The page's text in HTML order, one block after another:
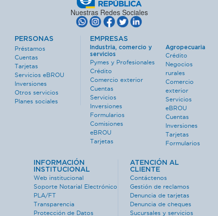
Nuestras Redes Sociales
PERSONAS
Préstamos
Cuentas
Tarjetas
Servicios eBROU
Inversiones
Otros servicios
Planes sociales
EMPRESAS
Industria, comercio y
servicios
Pymes y Profesionales
Crédito
Comercio exterior
Cuentas
Servicios
Inversiones
Formularios
Comisiones
eBROU
Tarjetas
Agropecuaria
Crédito
Negocios
rurales
Comercio
exterior
Servicios
eBROU
Cuentas
Inversiones
Tarjetas
Formularios
INFORMACIÓN
INSTITUCIONAL
Web institucional
Soporte Notarial Electrónico
PLA/FT
Transparencia
Protección de Datos
ATENCIÓN AL
CLIENTE
Contáctenos
Gestión de reclamos
Denuncia de tarjetas
Denuncia de cheques
Sucursales y servicios